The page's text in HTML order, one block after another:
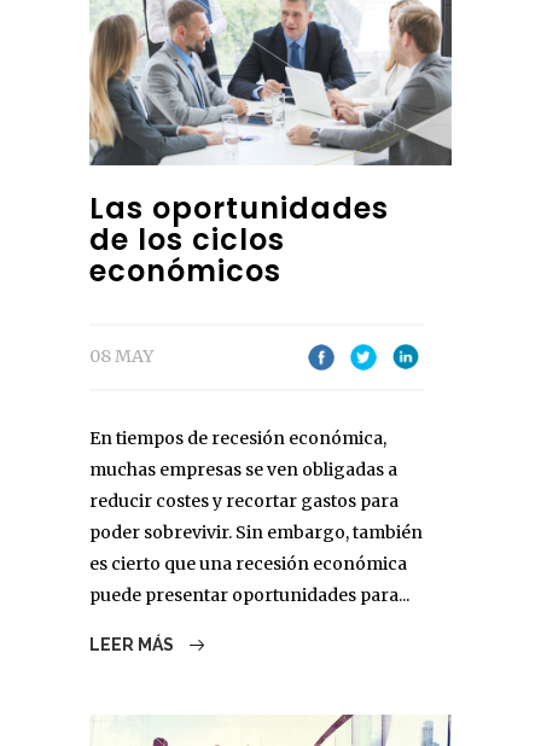
Las oportunidades
de los ciclos
económicos
08 MAY
En tiempos de recesión económica,
muchas empresas se ven obligadas a
reducir costes y recortar gastos para
poder sobrevivir. Sin embargo, también
es cierto que una recesión económica
puede presentar oportunidades para...
LEER MÁS